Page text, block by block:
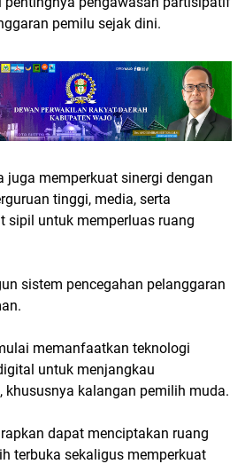
pemilu sejak dini.
juga memperkuat sinergi dengan
tinggi, media, serta
sipil untuk memperluas ruang
sistem pencegahan pelanggaran
memanfaatkan teknologi
untuk menjangkau
khususnya kalangan pemilih muda.
dapat menciptakan ruang
terbuka sekaligus memperkuat